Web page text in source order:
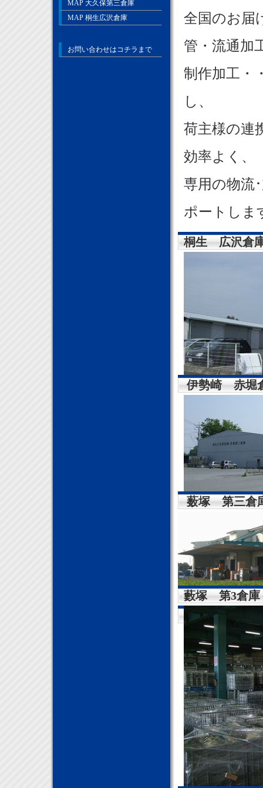
全国のお届
管・流通加
制作加工・
し、
荷主様の連
効率よく、
専用の物流
ポートしま
桐生 広沢倉
伊勢崎 赤堀
薮塚 第三倉
藪塚 第3倉
MAP 大久保第三倉庫
MAP 桐生広沢倉庫
お問い合わせはコチラまで